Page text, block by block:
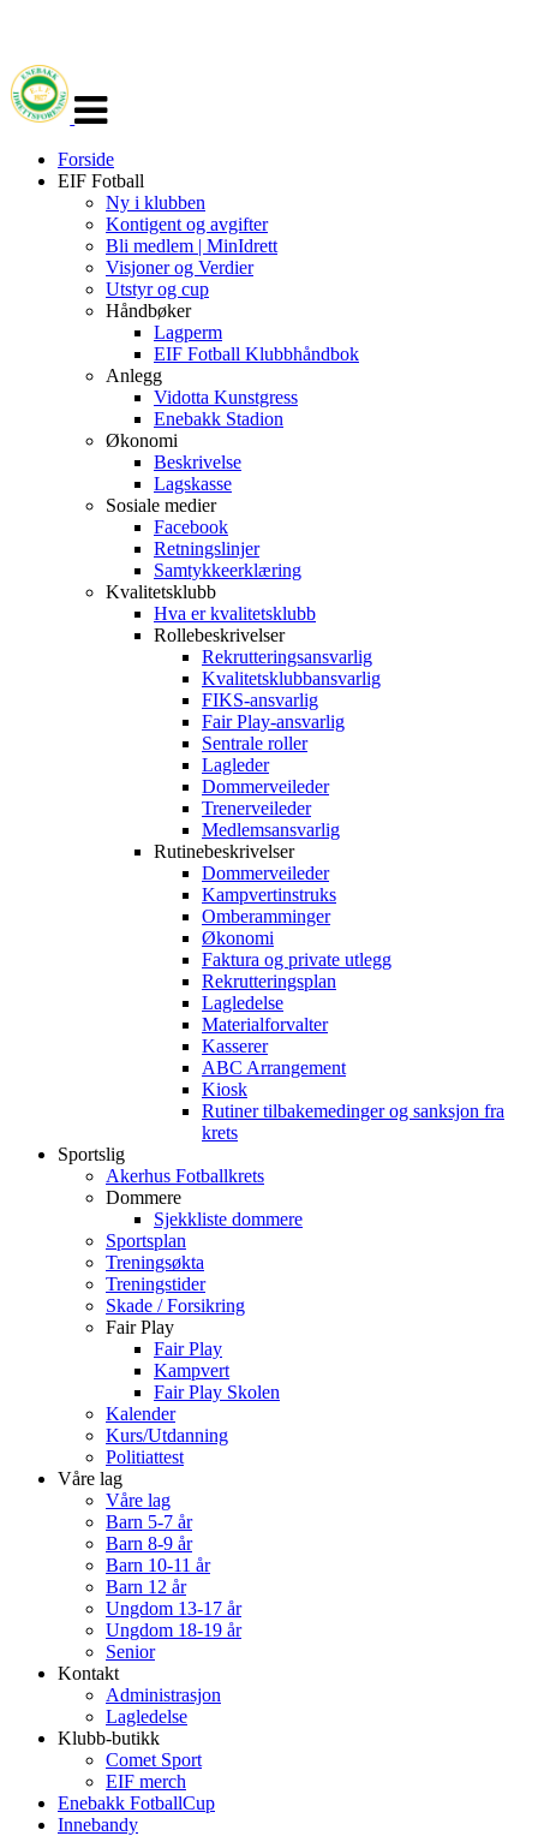
navigasjon
Forside
EIF Fotball
Ny i klubben
Kontigent og avgifter
Bli medlem | MinIdrett
Visjoner og Verdier
Utstyr og cup
Håndbøker
Lagperm
EIF Fotball Klubbhåndbok
Anlegg
Vidotta Kunstgress
Enebakk Stadion
Økonomi
Beskrivelse
Lagskasse
Sosiale medier
Facebook
Retningslinjer
Samtykkeerklæring
Kvalitetsklubb
Hva er kvalitetsklubb
Rollebeskrivelser
Rekrutteringsansvarlig
Kvalitetsklubbansvarlig
FIKS-ansvarlig
Fair Play-ansvarlig
Sentrale roller
Lagleder
Dommerveileder
Trenerveileder
Medlemsansvarlig
Rutinebeskrivelser
Dommerveileder
Kampvertinstruks
Omberamminger
Økonomi
Faktura og private utlegg
Rekrutteringsplan
Lagledelse
Materialforvalter
Kasserer
ABC Arrangement
Kiosk
Rutiner tilbakemedinger og sanksjon fra
krets
Sportslig
Akerhus Fotballkrets
Dommere
Sjekkliste dommere
Sportsplan
Treningsøkta
Treningstider
Skade / Forsikring
Fair Play
Fair Play
Kampvert
Fair Play Skolen
Kalender
Kurs/Utdanning
Politiattest
Våre lag
Våre lag
Barn 5-7 år
Barn 8-9 år
Barn 10-11 år
Barn 12 år
Ungdom 13-17 år
Ungdom 18-19 år
Senior
Kontakt
Administrasjon
Lagledelse
Klubb-butikk
Comet Sport
EIF merch
Enebakk FotballCup
Innebandy